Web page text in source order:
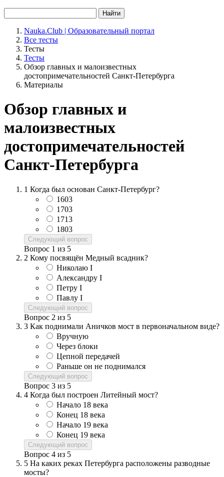
Найти
Nauka.Club | Образовательный портал
Все тесты
Тесты
Тесты
Обзор главных и малоизвестных
достопримечательностей Санкт-Петербурга
Материалы
Обзор главных и
малоизвестных
достопримечательностей
Санкт-Петербурга
1 Когда был основан Санкт-Петербург?
1603
1703
1713
1803
Следующий вопрос
Вопрос 1 из 5
2 Кому посвящён Медный всадник?
Николаю I
Александру I
Петру I
Павлу I
Следующий вопрос
Вопрос 2 из 5
3 Как поднимали Аничков мост в первоначальном виде?
Вручную
Через блоки
Цепной передачей
Раньше он не поднимался
Следующий вопрос
Вопрос 3 из 5
4 Когда был построен Литейный мост?
Начало 18 века
Конец 18 века
Начало 19 века
Конец 19 века
Следующий вопрос
Вопрос 4 из 5
5 На каких реках Петербурга расположены разводные
мосты?